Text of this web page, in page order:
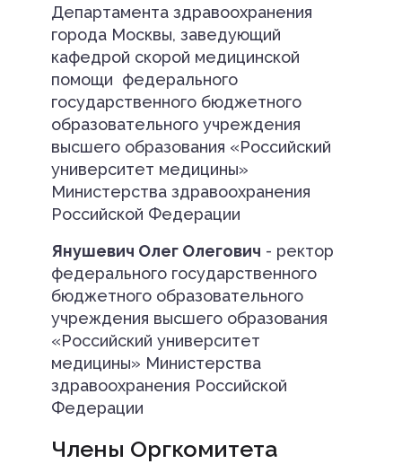
Департамента здравоохранения
города Москвы, заведующий
кафедрой скорой медицинской
помощи федерального
государственного бюджетного
образовательного учреждения
высшего образования «Российский
университет медицины»
Министерства здравоохранения
Российской Федерации
Янушевич Олег Олегович - ректор
федерального государственного
бюджетного образовательного
учреждения высшего образования
«Российский университет
медицины» Министерства
здравоохранения Российской
Федерации
Члены Оргкомитета